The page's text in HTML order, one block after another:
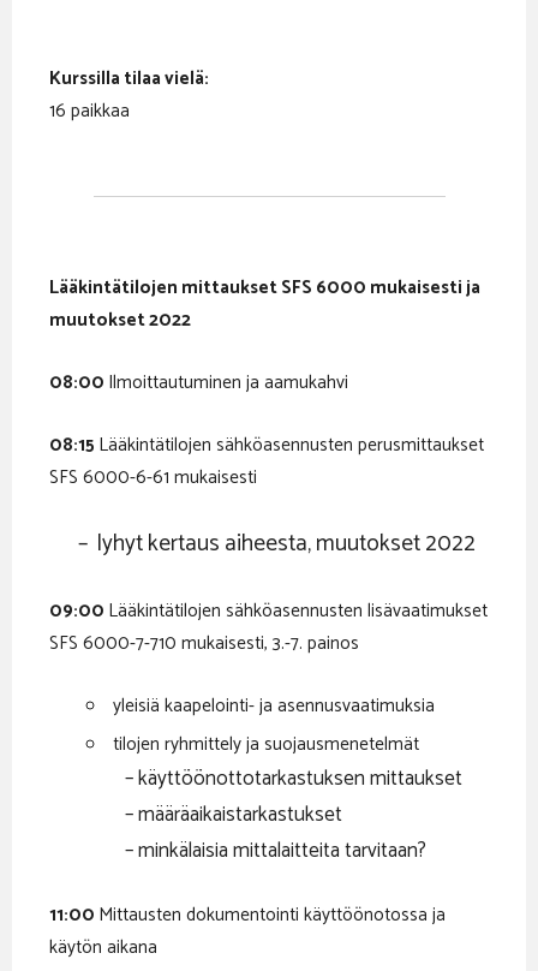
Kurssilla tilaa vielä:
16 paikkaa
Lääkintätilojen mittaukset SFS 6000 mukaisesti ja
muutokset 2022
08:00 Ilmoittautuminen ja aamukahvi
08:15 Lääkintätilojen sähköasennusten perusmittaukset
SFS 6000-6-61 mukaisesti
– lyhyt kertaus aiheesta, muutokset 2022
09:00 Lääkintätilojen sähköasennusten lisävaatimukset
SFS 6000-7-710 mukaisesti, 3.-7. painos
yleisiä kaapelointi- ja asennusvaatimuksia
tilojen ryhmittely ja suojausmenetelmät
– käyttöönottotarkastuksen mittaukset
– määräaikaistarkastukset
– minkälaisia mittalaitteita tarvitaan?
11:00 Mittausten dokumentointi käyttöönotossa ja
käytön aikana